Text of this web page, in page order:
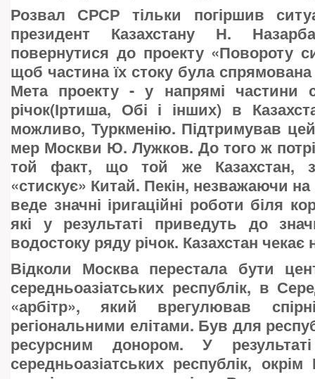
Розвал СРСР тільки погіршив
президент Казахстану Н.
повернутися до проекту «Повороту
щоб частина їх стоку була
Мета проекту - у напрямі частини
річок(Іртиша, Обі і інших) в
можливо, Туркменію. Підтримував
мер Москви Ю. Лужков. До того ж
той факт, що той же Казахстан,
«стискує» Китай. Пекін, незважаючи
веде значні іригаційні роботи біля
які у результаті приведуть до
водостоку ряду річок. Казахстан чекає
Відколи Москва перестала бути
середньоазіатських республік, в
«арбітр», який врегулював
регіональними елітами. Був для
ресурсним донором. У
середньоазіатських республік,